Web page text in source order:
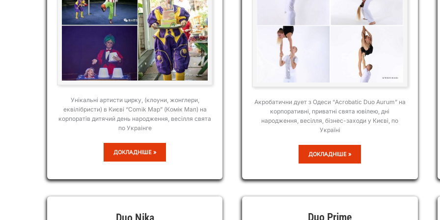
Унікальні артисти цирку, (клоуни, жонглери,
еквілібристи) в Києві “Comik Map” (Комік Мап) на
корпоратів дитячий день народження, весілля свята
по Украінге
COMIK
MAP
ДОКЛАДНІШЕ »
Акробатични дует з Одеси “Acrobatic Duo Aurum” на
корпоративні, приватні свята ювілею, дні
народження, весілля, бізнес-заходи у Києві, по
Україні
ACROBATIC
DUO
ДОКЛАДНІШЕ »
Duo Prime